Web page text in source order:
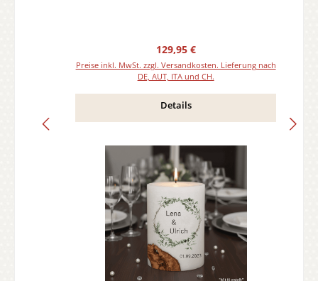
Regulärer Preis:
129,95 €
Preise inkl. MwSt. zzgl. Versandkosten. Lieferung nach
DE, AUT, ITA und CH.
Details